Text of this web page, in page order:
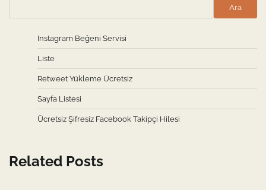
Ara
Instagram Beğeni Servisi
Liste
Retweet Yükleme Ücretsiz
Sayfa Listesi
Ücretsiz Şifresiz Facebook Takipçi Hilesi
Related Posts